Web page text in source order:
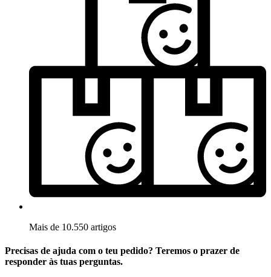
Mais de 10.550 artigos
Precisas de ajuda com o teu pedido? Teremos o prazer de
responder às tuas perguntas.